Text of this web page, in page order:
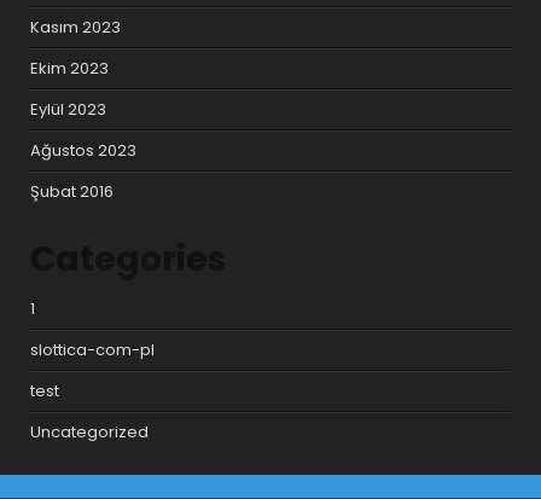
Kasım 2023
Ekim 2023
Eylül 2023
Ağustos 2023
Şubat 2016
1
slottica-com-pl
test
Uncategorized